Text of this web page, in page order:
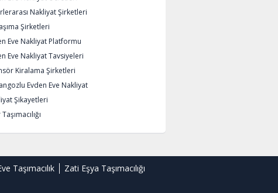
Nakliyat Şirketleri
Şirketleri
Eve Nakliyat Platformu
Eve Nakliyat Tavsiyeleri
Kiralama Şirketleri
Evden Eve Nakliyat
Şikayetleri
Taşımacılık Zati Eşya Taşımacılığı